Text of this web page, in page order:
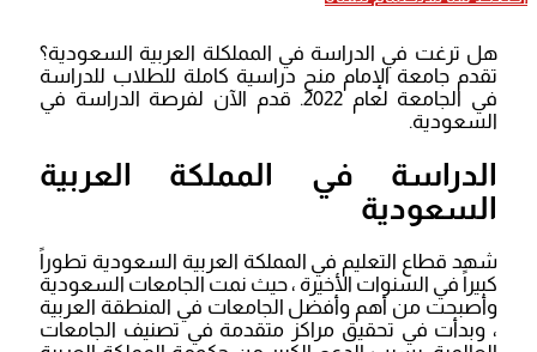
هل ترغت في الدراسة في المملكلة العربية السعودية؟
تقدم جامعة الإمام منح دراسية كاملة للطلاب للدراسة
في الجامعة لعام 2022. قدم الآن لفرصة الدراسة في
السعودية.
الدراسة في المملكة العربية
السعودية
شهد قطاع التعليم في المملكة العربية السعودية تطوراً
كبيراً في السنوات الأخيرة ، حيث نمت الجامعات السعودية
وأصبحت من أهم وأفضل الجامعات في المنطقة العربية
، وبدأت في تحقيق مراكز متقدمة في تصنيف الجامعات